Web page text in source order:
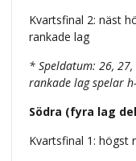
Kvartsfinal 2: näst
rankade lag
* Speldatum: 26,
rankade lag spelar
Södra (fyra lag
Kvartsfinal 1: högst